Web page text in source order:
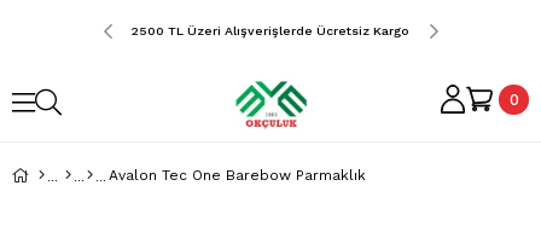
Ücretsiz Kargo 2500 TL Üzeri Alışverişlerde Ücretsiz Kargo 2500 TL Üzeri
0
Avalon Tec One Barebow Parmaklık